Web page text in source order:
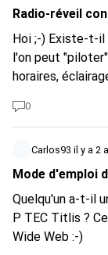
Radio-réveil
Hoi ;-) Existe-t-il déjà des radios-réveils (compacts) que
l'on peut
horaires,
0
Carlos93 il y a 2
Mode d'emploi
Quelqu'un a-t-il
P TEC Titlis ?
Wide Web :-)